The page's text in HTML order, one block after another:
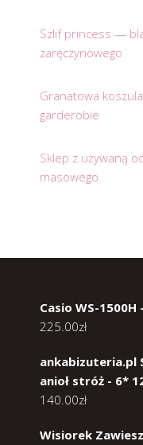
Szlif princess —
zaręczynowego
Granatowa
garderobie
Sklep z używaną
masowego
Casio WS-1500H
225.00zł
ankabizuteria.pl
anioł stróż - 6*
140.00zł
Wisiorek